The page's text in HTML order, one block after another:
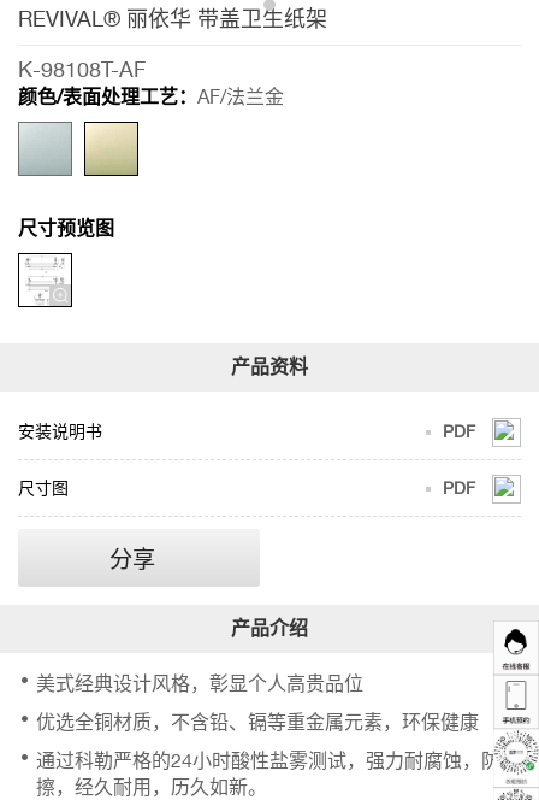
REVIVAL® 丽依华 带盖卫生纸架
K-98108T-AF
颜色/表面处理工艺： AF/法兰金
尺寸预览图
PDF
安装说明书
PDF
尺寸图
分享
美式经典设计风格，彰显个人高贵品位
优选全铜材质，不含铅、镉等重金属元素，环保健康
通过科勒严格的24小时酸性盐雾测试，强力耐腐蚀，防刮
擦，经久耐用，历久如新。